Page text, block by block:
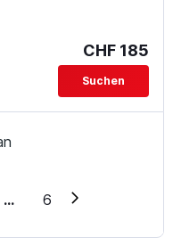
CHF 185
Suchen
... 6